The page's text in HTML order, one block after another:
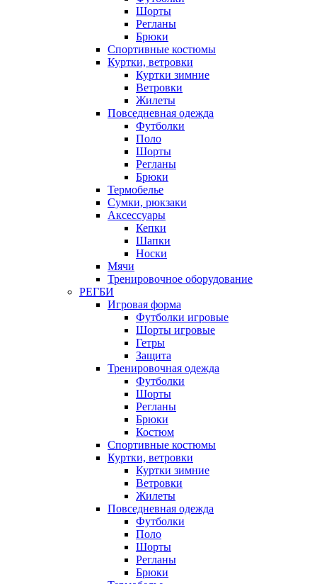
Шорты
Регланы
Брюки
Спортивные костюмы
Куртки, ветровки
Куртки зимние
Ветровки
Жилеты
Повседневная одежда
Футболки
Поло
Шорты
Регланы
Брюки
Термобелье
Сумки, рюкзаки
Аксессуары
Кепки
Шапки
Носки
Мячи
Тренировочное оборудование
РЕГБИ
Игровая форма
Футболки игровые
Шорты игровые
Гетры
Защита
Тренировочная одежда
Футболки
Шорты
Регланы
Брюки
Костюм
Спортивные костюмы
Куртки, ветровки
Куртки зимние
Ветровки
Жилеты
Повседневная одежда
Футболки
Поло
Шорты
Регланы
Брюки